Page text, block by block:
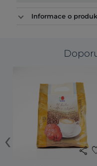
Informace o
share
‹